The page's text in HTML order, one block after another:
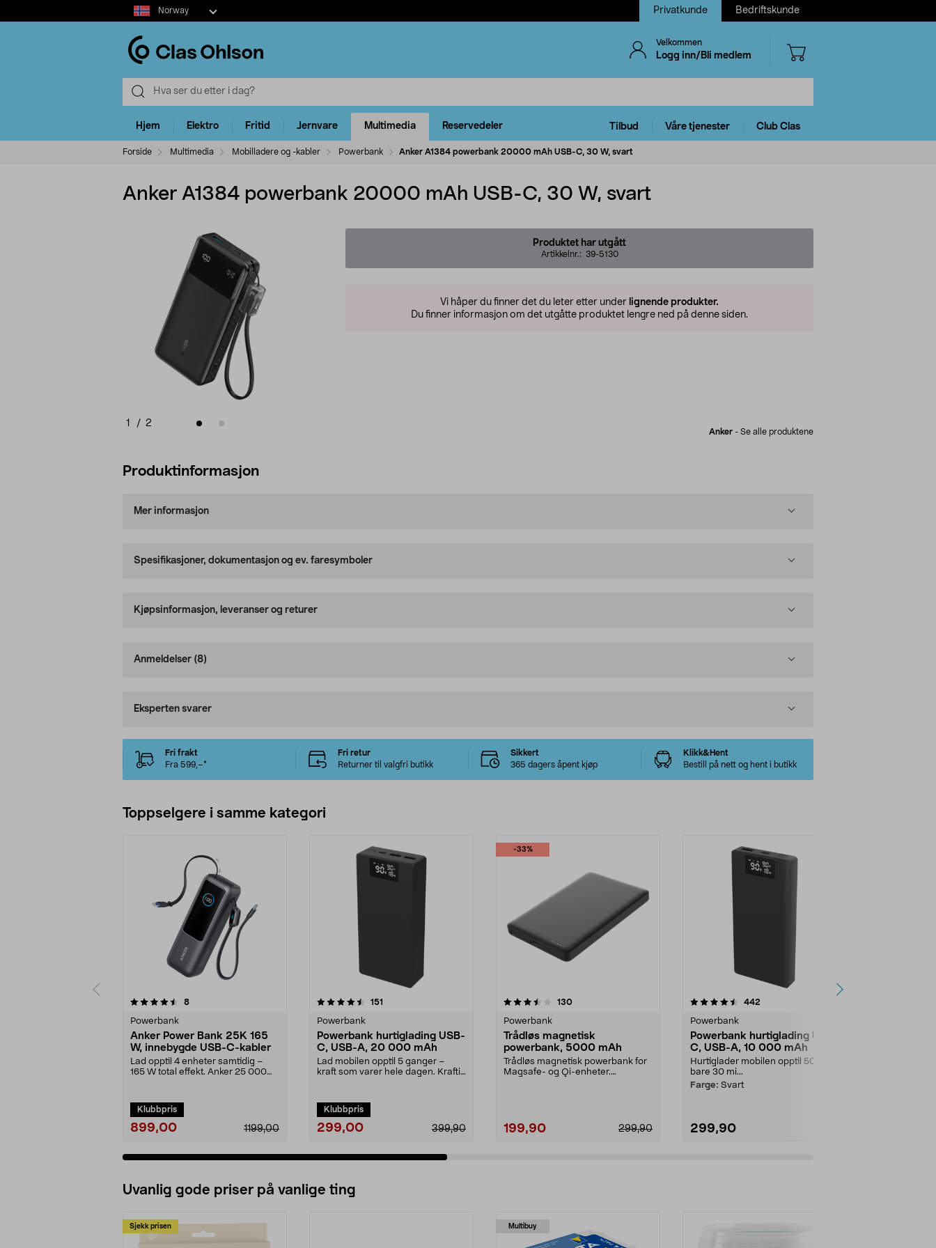
Select
market
Norway Privatkunde Bedriftskunde
Velkommen
Logg inn/Bli medlem
Hjem Elektro Fritid Jernvare Multimedia Reservedeler Tilbud Våre tjenester Club Clas
Forside Multimedia Mobilladere og -kabler Powerbank Anker A1384 powerbank 20000 mAh USB-C, 30 W, svart
Anker A1384 powerbank 20000 mAh USB-C, 30 W, svart
1 / 2
Produktet har utgått
Artikkelnr.: 39-5130
Vi håper du finner det du leter etter under lignende produkter.
Du finner informasjon om det utgåtte produktet lengre ned på denne siden.
Anker - Se alle produktene
Produktinformasjon
Mer informasjon
Spesifikasjoner, dokumentasjon og ev. faresymboler
Kjøpsinformasjon, leveranser og returer
Anmeldelser (8)
Eksperten svarer
Fri frakt
Fra 599,–*
Fri retur
Returner til valgfri butikk
Sikkert
365 dagers åpent kjøp
Klikk&Hent
Bestill på nett og hent i butikk
Toppselgere i samme kategori
8anmeldelser
Powerbank
Anker Power Bank 25K 165
W, innebygde USB-C-kabler
Lad opptil 4 enheter samtidig –
165 W total effekt. Anker 25 000
Klubbpris
899,00 1199,00
4.5 av 5 stjerner 151
Powerbank
Powerbank hurtiglading USB-
C, USB-A, 20 000 mAh
Lad mobilen opptil 5 ganger –
kraft som varer hele dagen. Kraftig
Klubbpris
299,00 399,90
-33%
3.5 av 5 stjerner 130anmeldelser
Powerbank
Trådløs magnetisk
powerbank, 5000 mAh
Trådløs magnetisk powerbank for
Magsafe- og Qi-enheter.
199,90 299,90
4.5 av 5 stjerner 442
Powerbank
Powerbank hurtiglading USB-
C, USB-A, 10 000 mAh
Hurtiglader mobilen opptil 50 % på
bare 30 mi...
Farge: Svart
299,90
4.5 av 5 stjerner
Uvanlig gode priser på vanlige ting
Sjekk prisen Multibuy